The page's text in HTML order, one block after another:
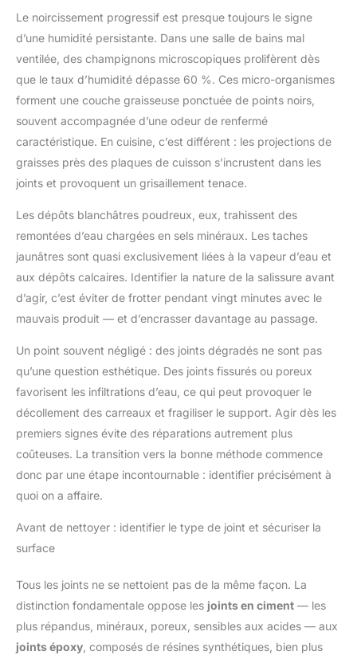
Le noircissement progressif est presque toujours le signe
d’une humidité persistante. Dans une salle de bains mal
ventilée, des champignons microscopiques prolifèrent dès
que le taux d’humidité dépasse 60 %. Ces micro-organismes
forment une couche graisseuse ponctuée de points noirs,
souvent accompagnée d’une odeur de renfermé
caractéristique. En cuisine, c’est différent : les projections de
graisses près des plaques de cuisson s’incrustent dans les
joints et provoquent un grisaillement tenace.
Les dépôts blanchâtres poudreux, eux, trahissent des
remontées d’eau chargées en sels minéraux. Les taches
jaunâtres sont quasi exclusivement liées à la vapeur d’eau et
aux dépôts calcaires. Identifier la nature de la salissure avant
d’agir, c’est éviter de frotter pendant vingt minutes avec le
mauvais produit — et d’encrasser davantage au passage.
Un point souvent négligé : des joints dégradés ne sont pas
qu’une question esthétique. Des joints fissurés ou poreux
favorisent les infiltrations d’eau, ce qui peut provoquer le
décollement des carreaux et fragiliser le support. Agir dès les
premiers signes évite des réparations autrement plus
coûteuses. La transition vers la bonne méthode commence
donc par une étape incontournable : identifier précisément à
quoi on a affaire.
Avant de nettoyer : identifier le type de joint et sécuriser la
surface
Tous les joints ne se nettoient pas de la même façon. La
distinction fondamentale oppose les joints en ciment — les
plus répandus, minéraux, poreux, sensibles aux acides — aux
joints époxy , composés de résines synthétiques, bien plus